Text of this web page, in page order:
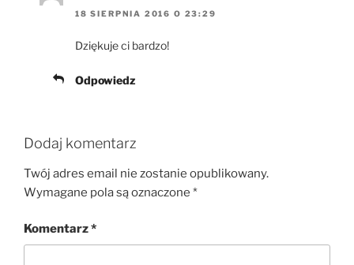
18 SIERPNIA 2016 O 23:29
Dziękuje ci bardzo!
Odpowiedz
Dodaj komentarz
Twój adres email nie zostanie opublikowany.
Wymagane pola są oznaczone *
Komentarz*